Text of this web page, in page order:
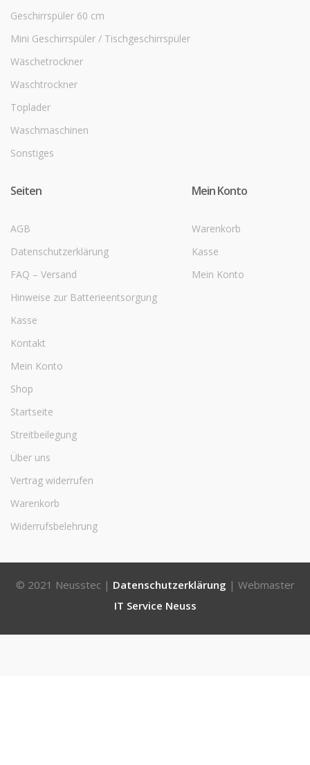
Geschirrspüler 60 cm
Mini Geschirrspüler / Tischgeschirrspüler
Wäschetrockner
Waschtrockner
Toplader
Waschmaschinen
Sonstiges
Seiten
AGB
Datenschutzerklärung
FAQ – Versand
Hinweise zur Batterieentsorgung
Kasse
Kontakt
Mein Konto
Shop
Startseite
Streitbeilegung
Über uns
Vertrag widerrufen
Warenkorb
Widerrufsbelehrung
Mein Konto
Warenkorb
Kasse
Mein Konto
© 2021 Neusstec | Datenschutzerklärung | Webmaster
IT Service Neuss